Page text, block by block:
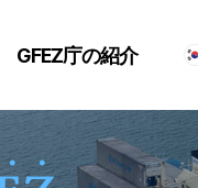
GFEZ庁の紹介